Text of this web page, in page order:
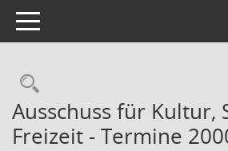
Toggle navigation
Rechercheauswahl
Ausschuss für Kultur,
Freizeit - Termine